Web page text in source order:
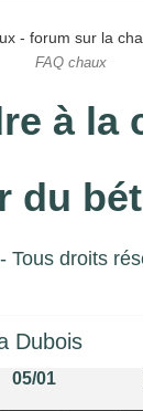
FAQ chaux
à la
du
- Tous droits
Dubois
01